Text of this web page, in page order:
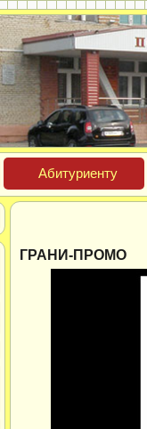
Аби­тури­ен­ту
ГРАНИ-ПРОМО